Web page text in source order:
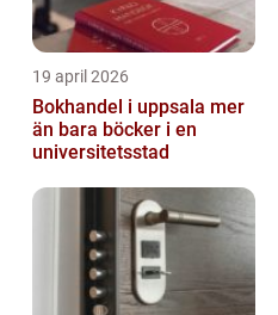
19 april 2026
Bokhandel i uppsala mer
än bara böcker i en
universitetsstad